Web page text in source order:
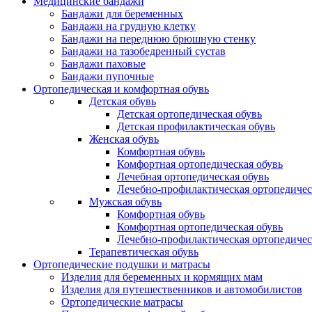
Бандажи для беременных
Бандажи на грудную клетку
Бандажи на переднюю брюшную стенку
Бандажи на тазобедренный сустав
Бандажи паховые
Бандажи пупочные
Ортопедическая и комфортная обувь
Детская обувь
Детская ортопедическая обувь
Детская профилактическая обувь
Женская обувь
Комфортная обувь
Комфортная ортопедическая обувь
Лечебная ортопедическая обувь
Лечебно-профилактическая
Мужская обувь
Комфортная обувь
Комфортная ортопедическая обувь
Лечебно-профилактическая
Терапевтическая обувь
Ортопедические подушки и матрасы
Изделия для беременных и кормящих мам
Изделия для путешественников и автомобилистов
Ортопедические матрасы